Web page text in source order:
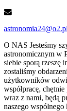
astronomia24@o2.pl
O NAS Jesteśmy
astronomicznym w
siebie sporą rzeszę
zostaliśmy
użytkowników
współpracę,
wraz z nami, będą
naszego wspólnego